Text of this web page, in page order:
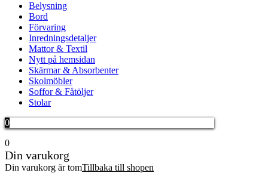
Belysning
Bord
Förvaring
Inredningsdetaljer
Mattor & Textil
Nytt på hemsidan
Skärmar & Absorbenter
Skolmöbler
Soffor & Fåtöljer
Stolar
0
0
Din varukorg
Din varukorg är tomTillbaka till shopen